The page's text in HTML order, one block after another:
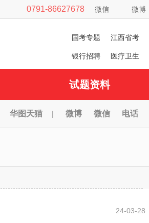
微信 微博
0791-86627678
国考专题 江西省考
银行招聘 医疗卫生
试题资料
华图天猫 | 微博 微信 电话
24-03-28